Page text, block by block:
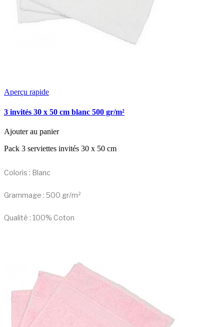
Aperçu rapide
3 invités 30 x 50 cm blanc 500 gr/m²
Ajouter au panier
Pack 3 serviettes invités 30 x 50 cm
Coloris : Blanc
Grammage : 500 gr/m²
Qualité : 100% Coton